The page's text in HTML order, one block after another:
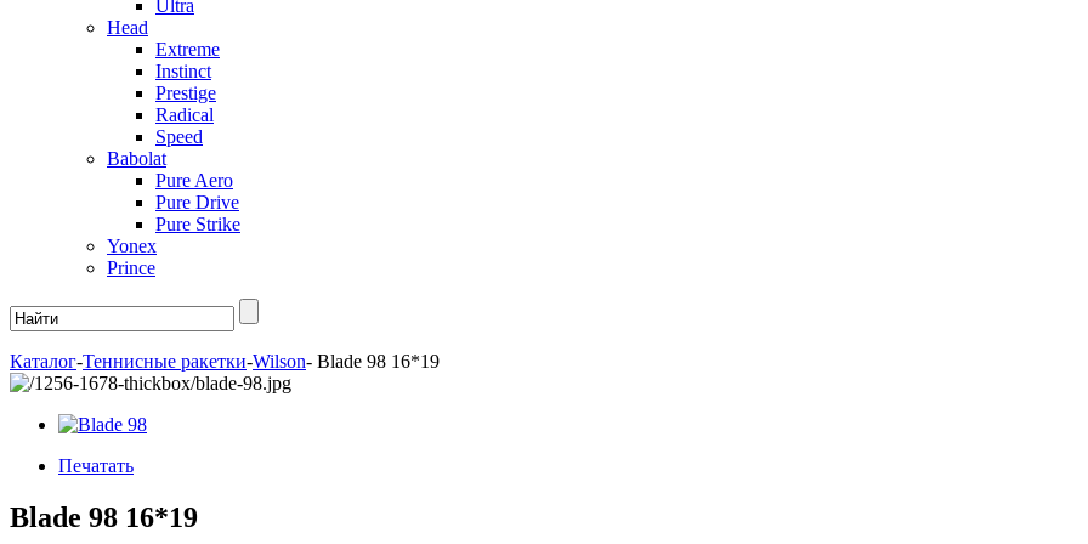
Ultra
Head
Extreme
Instinct
Prestige
Radical
Speed
Babolat
Pure Aero
Pure Drive
Pure Strike
Yonex
Prince
Каталог-Теннисные ракетки-Wilson- Blade 98 16*19
Печатать
Blade 98 16*19